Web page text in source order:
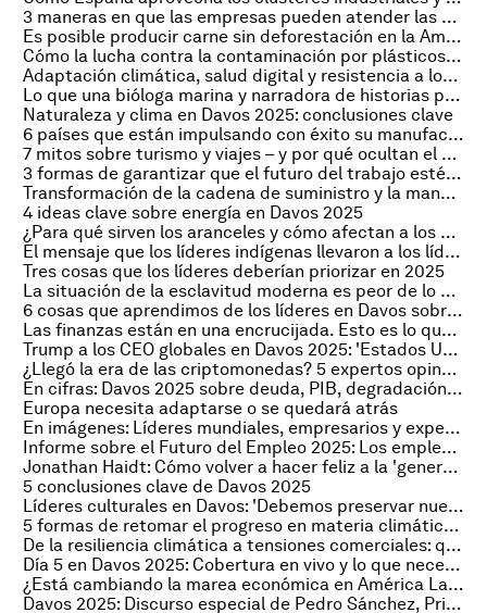
3 maneras en que las empresas pueden atender las necesidades de las mujeres y promover el progreso
Es posible producir carne sin deforestación en la Amazonía: así es como las empresas pueden contribuir
Cómo la lucha contra la contaminación por plásticos puede proteger la biodiversidad
Adaptación climática, salud digital y resistencia a los antimicrobianos: los temas de salud destacados en mi semana en Davos
Lo que una bióloga marina y narradora de historias puede enseñarnos sobre la salud de los océanos
Naturaleza y clima en Davos 2025: conclusiones clave
6 países que están impulsando con éxito su manufactura – y lo que están haciendo bien
7 mitos sobre turismo y viajes – y por qué ocultan el potencial de desarrollo sostenible del sector
3 formas de garantizar que el futuro del trabajo esté al alcance de la Generación Z
Transformación de la cadena de suministro y la manufactura: Claves de Davos 2025
4 ideas clave sobre energía en Davos 2025
¿Para qué sirven los aranceles y cómo afectan a los países?
El mensaje que los líderes indígenas llevaron a los líderes mundiales en Davos 2025
Tres cosas que los líderes deberían priorizar en 2025
La situación de la esclavitud moderna es peor de lo que crees
6 cosas que aprendimos de los líderes en Davos sobre el futuro del trabajo
Las finanzas están en una encrucijada. Esto es lo que aprendí en Davos 2025
Trump a los CEO globales en Davos 2025: 'Estados Unidos está abierto a los negocios'
¿Llegó la era de las criptomonedas? 5 expertos opinan sobre el futuro de las finanzas digitales
En cifras: Davos 2025 sobre deuda, PIB, degradación del planeta, vida útil de la IA y mujeres en el gobierno
Europa necesita adaptarse o se quedará atrás
En imágenes: Líderes mundiales, empresarios y expertos se reúnen en Davos 2025
Informe sobre el Futuro del Empleo 2025: Los empleos del futuro y las habilidades necesarias para conseguirlos
Jonathan Haidt: Cómo volver a hacer feliz a la 'generación ansiosa'
5 conclusiones clave de Davos 2025
Líderes culturales en Davos: 'Debemos preservar nuestra humanidad en la era digital'
5 formas de retomar el progreso en materia climática, según los expertos de Davos
De la resiliencia climática a tensiones comerciales: qué dijeron los líderes de América Latina en Davos
Día 5 en Davos 2025: Cobertura en vivo y lo que necesitas saber
¿Está cambiando la marea económica en América Latina?
Davos 2025: Discurso especial de Pedro Sánchez, Primer Ministro de España